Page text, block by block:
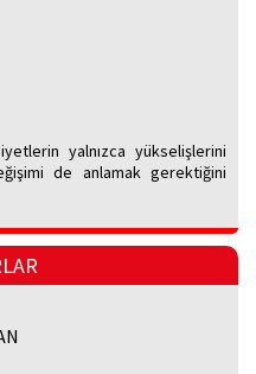
yalnızca yükselişlerini
de anlamak gerektiğini